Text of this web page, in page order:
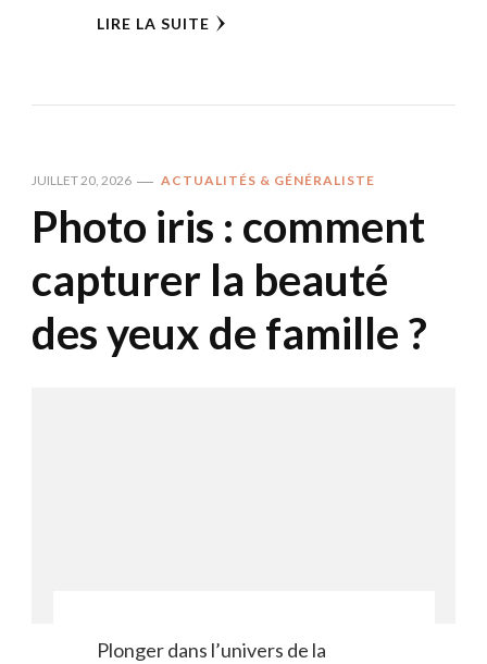
LIRE LA SUITE
JUILLET 20, 2026 ACTUALITÉS & GÉNÉRALISTE
Photo iris : comment
capturer la beauté
des yeux de famille ?
Plonger dans l’univers de la